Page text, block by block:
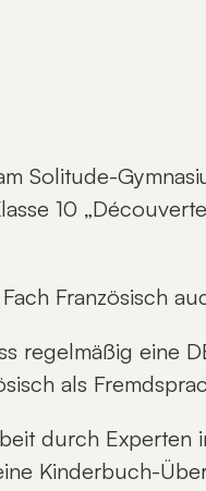
Solitude-
10
Französisch
regelmäßig eine
als
durch
Kinderbuch-